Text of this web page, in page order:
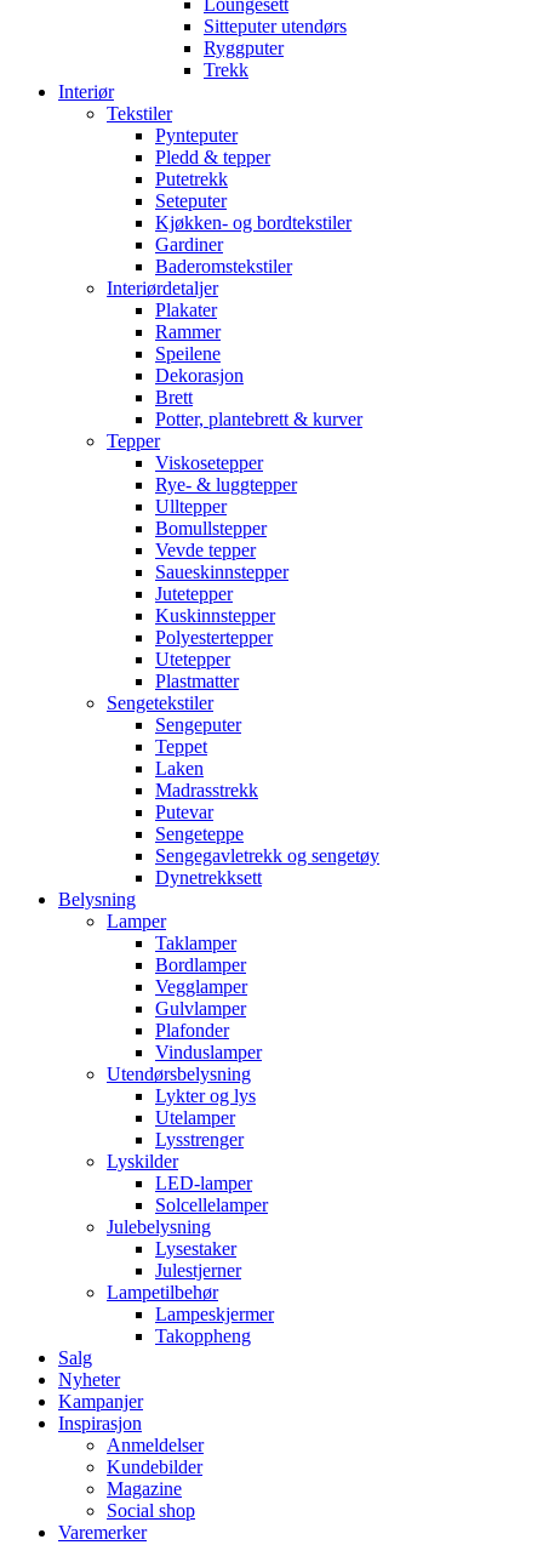
Loungesett
Sitteputer utendørs
Ryggputer
Trekk
Interiør
Tekstiler
Pynteputer
Pledd & tepper
Putetrekk
Seteputer
Kjøkken- og bordtekstiler
Gardiner
Baderomstekstiler
Interiørdetaljer
Plakater
Rammer
Speilene
Dekorasjon
Brett
Potter, plantebrett & kurver
Tepper
Viskosetepper
Rye- & luggtepper
Ulltepper
Bomullstepper
Vevde tepper
Saueskinnstepper
Jutetepper
Kuskinnstepper
Polyestertepper
Utetepper
Plastmatter
Sengetekstiler
Sengeputer
Teppet
Laken
Madrasstrekk
Putevar
Sengeteppe
Sengegavletrekk og sengetøy
Dynetrekksett
Belysning
Lamper
Taklamper
Bordlamper
Vegglamper
Gulvlamper
Plafonder
Vinduslamper
Utendørsbelysning
Lykter og lys
Utelamper
Lysstrenger
Lyskilder
LED-lamper
Solcellelamper
Julebelysning
Lysestaker
Julestjerner
Lampetilbehør
Lampeskjermer
Takoppheng
Salg
Nyheter
Kampanjer
Inspirasjon
Anmeldelser
Kundebilder
Magazine
Social shop
Varemerker